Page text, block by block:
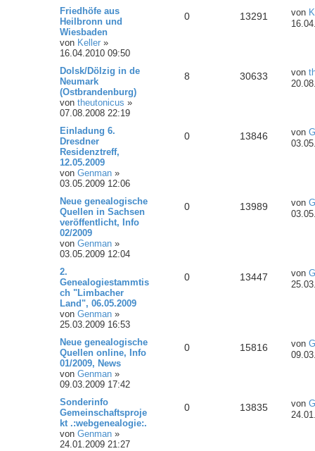
Friedhöfe aus
Heilbronn und
Wiesbaden
von Keller »
16.04.2010 09:50
0 13291 von
Dolsk/Dölzig in de
Neumark
(Ostbrandenburg)
von theutonicus »
07.08.2008 22:19
8 30633 von
Einladung 6.
Dresdner
Residenztreff,
12.05.2009
von Genman »
03.05.2009 12:06
0 13846 von
Neue genealogische
Quellen in Sachsen
veröffentlicht, Info
02/2009
von Genman »
03.05.2009 12:04
0 13989 von
2.
Genealogiestammtis
ch "Limbacher
Land", 06.05.2009
von Genman »
25.03.2009 16:53
0 13447 von
Neue genealogische
Quellen online, Info
01/2009, News
von Genman »
09.03.2009 17:42
0 15816 von
Sonderinfo
Gemeinschaftsproje
kt .:webgenealogie:.
von Genman »
24.01.2009 21:27
0 13835 von